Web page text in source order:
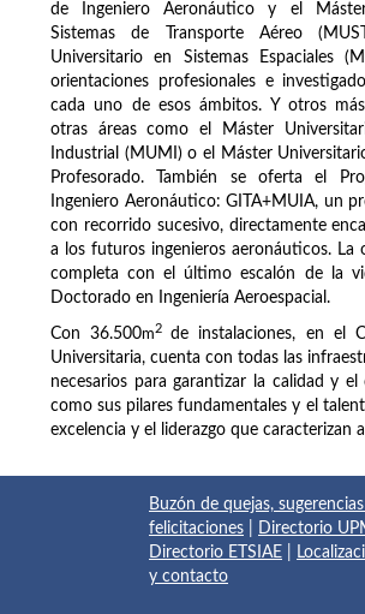
de Ingeniero Aeronáutico y el
Sistemas de Transporte Aéreo
Universitario en Sistemas Espaciales
orientaciones profesionales e
cada uno de esos ámbitos. Y otros
otras áreas como el Máster
Industrial (MUMI) o el Máster
Profesorado. También se oferta el
Ingeniero Aeronáutico: GITA+MUIA, un
con recorrido sucesivo, directamente
a los futuros ingenieros aeronáuticos. La
completa con el último escalón de la
Doctorado en Ingeniería Aeroespacial.
Con 36.500m2
de instalaciones, en el
Universitaria, cuenta con todas las
necesarios para garantizar la calidad y el
como sus pilares fundamentales y el
excelencia y el liderazgo que caracterizan
Buzón de quejas,
felicitaciones
Directorio
Directorio ETSIAE
y contacto